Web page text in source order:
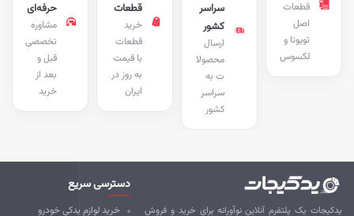
حرفه‌ای
مشاوره
تخصصی
قبل و
بعد از
خرید
قطعات
خرید
قطعات
با قیمت
به روز در
ایران
سراسر
کشور
ارسال
محصولا
ت به
سراسر
کشور
قطعات
تویوتا و
لکسوس
یک پلتفرم آنلاین نوآورانه برای خرید و فروش
دسترسی سریع
خرید لوازم یدکی خودرو